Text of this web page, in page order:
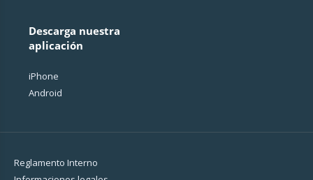
Descarga nuestra
aplicación
iPhone
Android
Reglamento Interno